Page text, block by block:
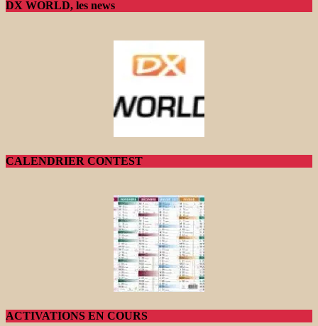
DX WORLD, les news
CALENDRIER CONTEST
ACTIVATIONS EN COURS